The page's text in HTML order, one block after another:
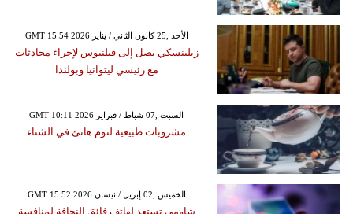
GMT 15:54 2026 الأحد ,25 كانون الثاني / يناير
زيلينسكي يصل إلى فيلنيوس لإجراء محادثات
مع رئيسي ليتوانيا وبولندا
GMT 10:11 2026 السبت ,07 شباط / فبراير
مشروبات طبيعية لنوم هانئ في الشتاء
GMT 15:52 2026 الخميس ,02 إبريل / نيسان
شاومي تستعد لهاتف فائق النحافة لمنافسة